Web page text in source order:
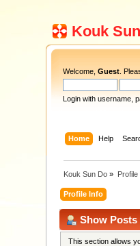
Kouk
Welcome,Guest .
Login with username,
Home Help
Kouk Sun Do » Profile
Profile Info
Show Posts
This section allows